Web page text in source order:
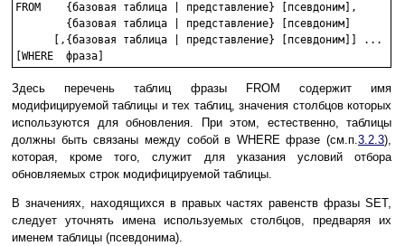
FROM    {базовая таблица | представление} [псевдоним],
        {базовая таблица | представление} [псевдоним]
      [,{базовая таблица | представление} [псевдоним]] ...
Здесь перечень таблиц фразы FROM содержит имя
модифицируемой таблицы и тех таблиц, значения столбцов которых
используются для обновления. При этом, естественно, таблицы
должны быть связаны между собой в WHERE фразе (см.п.3.2.3),
которая, кроме того, служит для указания условий отбора
обновляемых строк модифицируемой таблицы.
В значениях, находящихся в правых частях равенств фразы SET,
следует уточнять имена используемых столбцов, предваряя их
именем таблицы (псевдонима).